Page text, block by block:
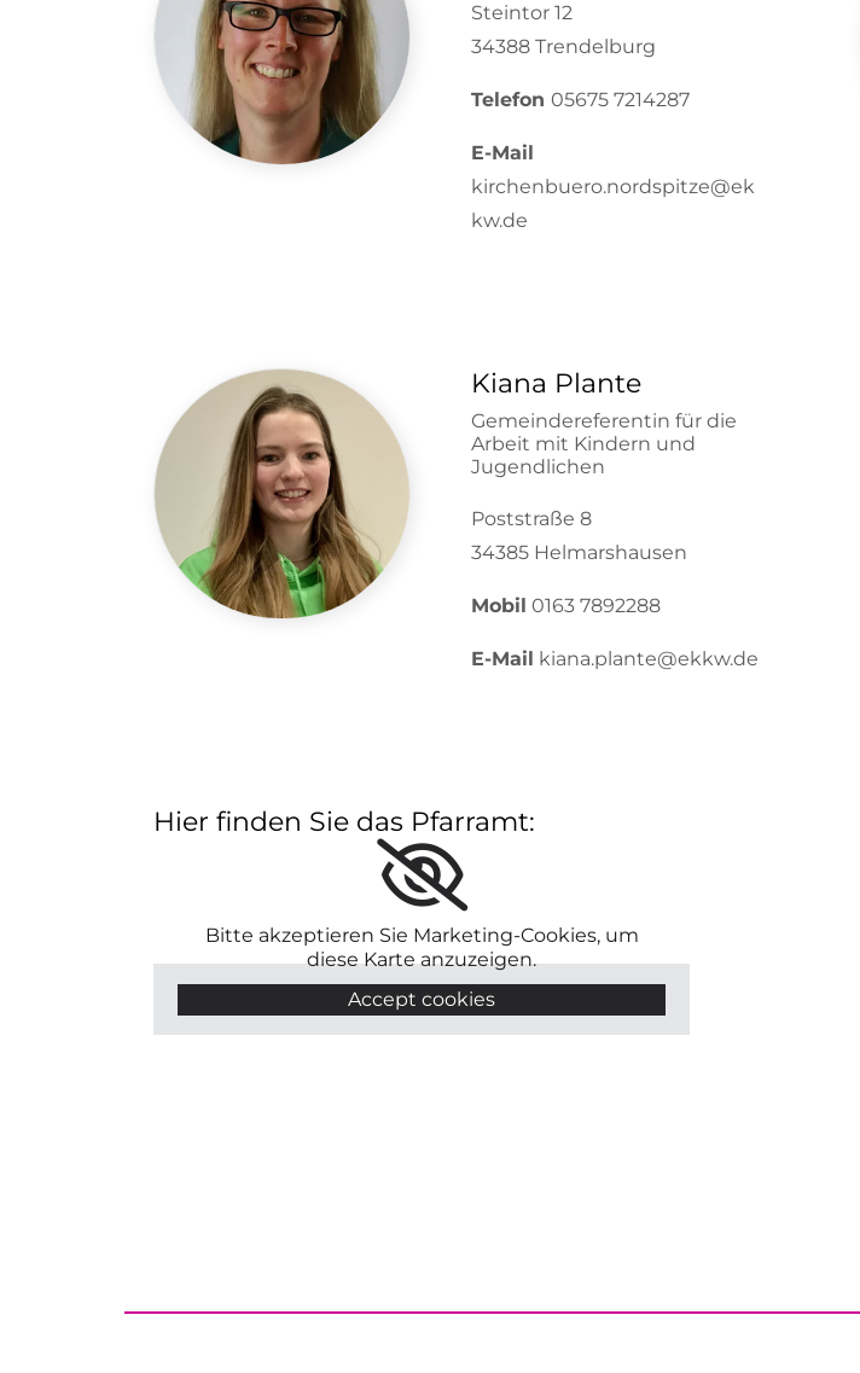
Steintor 12
34388 Trendelburg
Telefon 05675 7214287
E-Mail
kirchenbuero.nordspitze@ek
kw.de
Kiana Plante
Gemeindereferentin für die
Arbeit mit Kindern und
Jugendlichen
Poststraße 8
34385 Helmarshausen
Mobil 0163 7892288
E-Mail kiana.plante@ekkw.de
Hier finden Sie das Pfarramt:
Bitte akzeptieren Sie Marketing-Cookies, um
diese Karte anzuzeigen.
Accept cookies